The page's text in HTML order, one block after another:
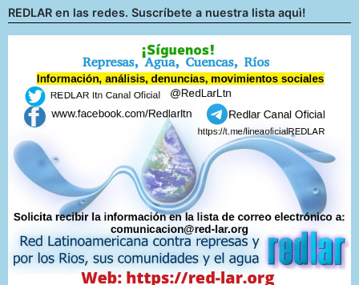
REDLAR en las redes. Suscríbete a nuestra lista aquì!